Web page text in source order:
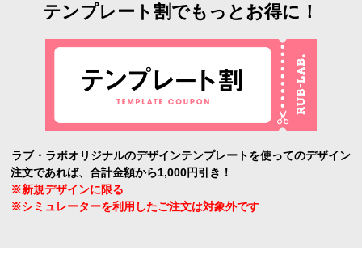
テンプレート割でもっとお得に！
ラブ・ラボオリジナルのデザインテンプレートを使ってのデザイン
注文であれば、合計金額から1,000円引き！
※新規デザインに限る
※シミュレーターを利用したご注文は対象外です